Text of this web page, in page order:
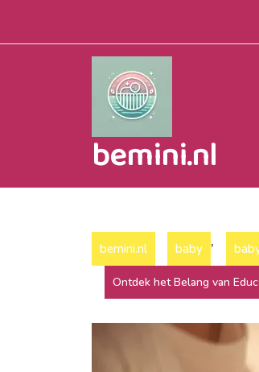
inhoud
bemini.nl
bemini.nl baby ,
Ontdek het Belang van